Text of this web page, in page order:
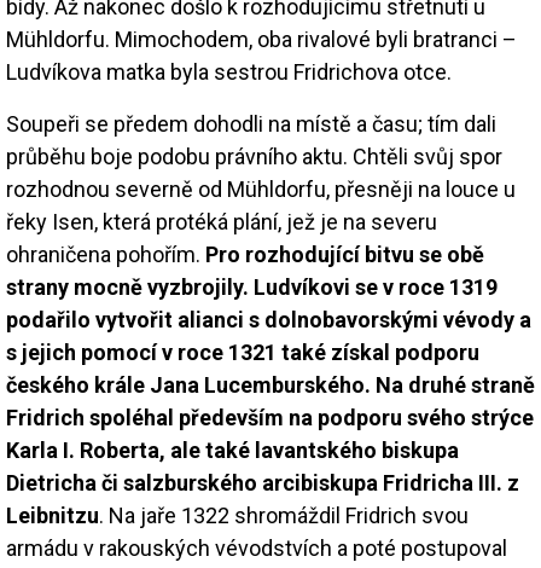
bídy. Až nakonec došlo k rozhodujícímu střetnutí u
Mühldorfu. Mimochodem, oba rivalové byli bratranci –
Ludvíkova matka byla sestrou Fridrichova otce.
Soupeři se předem dohodli na místě a času; tím dali
průběhu boje podobu právního aktu. Chtěli svůj spor
rozhodnou severně od Mühldorfu, přesněji na louce u
řeky Isen, která protéká plání, jež je na severu
ohraničena pohořím. Pro rozhodující bitvu se obě
strany mocně vyzbrojily. Ludvíkovi se v roce 1319
podařilo vytvořit alianci s dolnobavorskými vévody a
s jejich pomocí v roce 1321 také získal podporu
českého krále Jana Lucemburského. Na druhé straně
Fridrich spoléhal především na podporu svého strýce
Karla I. Roberta, ale také lavantského biskupa
Dietricha či salzburského arcibiskupa Fridricha III. z
Leibnitzu. Na jaře 1322 shromáždil Fridrich svou
armádu v rakouských vévodstvích a poté postupoval